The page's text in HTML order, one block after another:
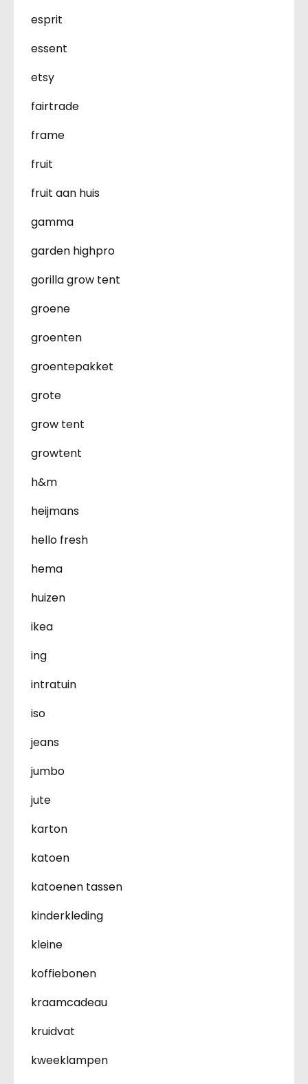
esprit
essent
etsy
fairtrade
frame
fruit
fruit aan huis
gamma
garden highpro
gorilla grow tent
groene
groenten
groentepakket
grote
grow tent
growtent
h&m
heijmans
hello fresh
hema
huizen
ikea
ing
intratuin
iso
jeans
jumbo
jute
karton
katoen
katoenen tassen
kinderkleding
kleine
koffiebonen
kraamcadeau
kruidvat
kweeklampen